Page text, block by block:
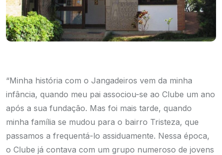
“Minha história com o Jangadeiros vem da minha
infância, quando meu pai associou-se ao Clube um ano
após a sua fundação. Mas foi mais tarde, quando
minha família se mudou para o bairro Tristeza, que
passamos a frequentá-lo assiduamente. Nessa época,
o Clube já contava com um grupo numeroso de jovens